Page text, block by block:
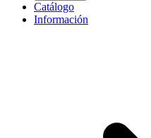
Catálogo
Información